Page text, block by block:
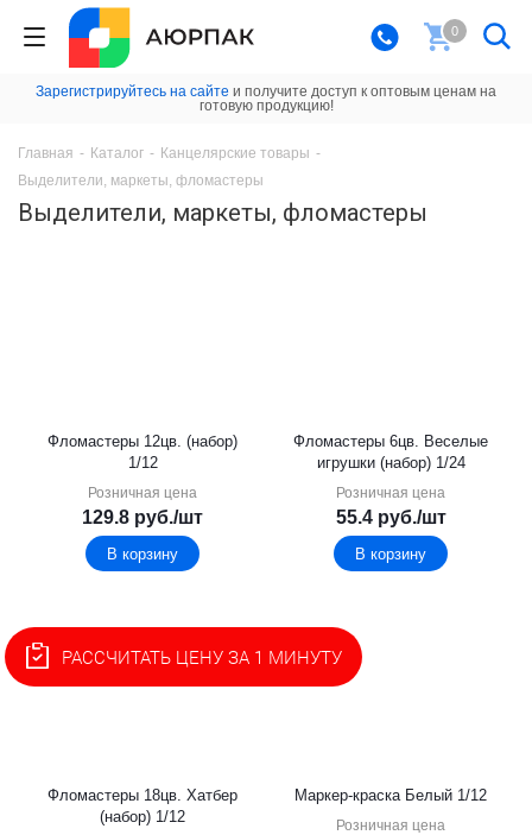
0
Зарегистрируйтесь на сайте и получите доступ к оптовым ценам на
готовую продукцию!
Главная - Каталог - Канцелярские товары -
Выделители, маркеты, фломастеры
Выделители, маркеты, фломастеры
Фломастеры 12цв. (набор)
1/12
Розничная цена
129.8 руб./шт
В корзину
Фломастеры 6цв. Веселые
игрушки (набор) 1/24
Розничная цена
55.4руб./шт
В корзину
Фломастеры 18цв. Хатбер
(набор) 1/12
Маркер-краска Белый 1/12
Розничная цена
РАССЧИТАТЬ ЦЕНУ ЗА 1 МИНУТУ